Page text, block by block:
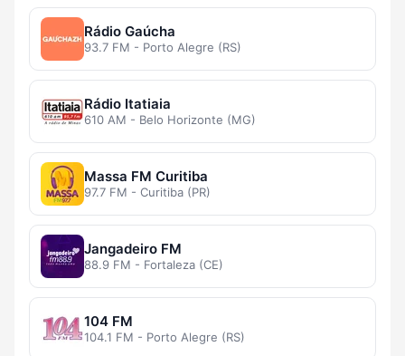
Rádio Gaúcha
93.7 FM - Porto Alegre (RS)
Rádio Itatiaia
610 AM - Belo Horizonte (MG)
Massa FM Curitiba
97.7 FM - Curitiba (PR)
Jangadeiro FM
88.9 FM - Fortaleza (CE)
104 FM
104.1 FM - Porto Alegre (RS)